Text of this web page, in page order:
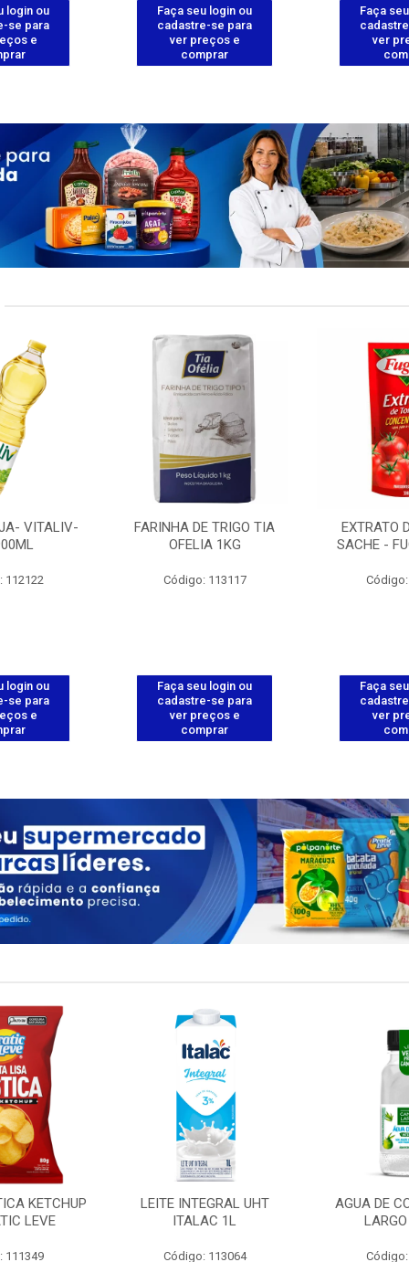
login ou
se para
e
Faça seu login ou
cadastre-se para
ver preços e
comprar
Faça
ver
VITALIV-
112122
login ou
se para
e
FARINHA DE TRIGO TIA
OFELIA 1KG
Código: 113117
Faça seu login ou
cadastre-se para
ver preços e
comprar
EXTRATO
SACHE -
Faça
ver
KETCHUP
LEVE
111349
LEITE INTEGRAL UHT
ITALAC 1L
Código: 113064
AGUA DE
Código: